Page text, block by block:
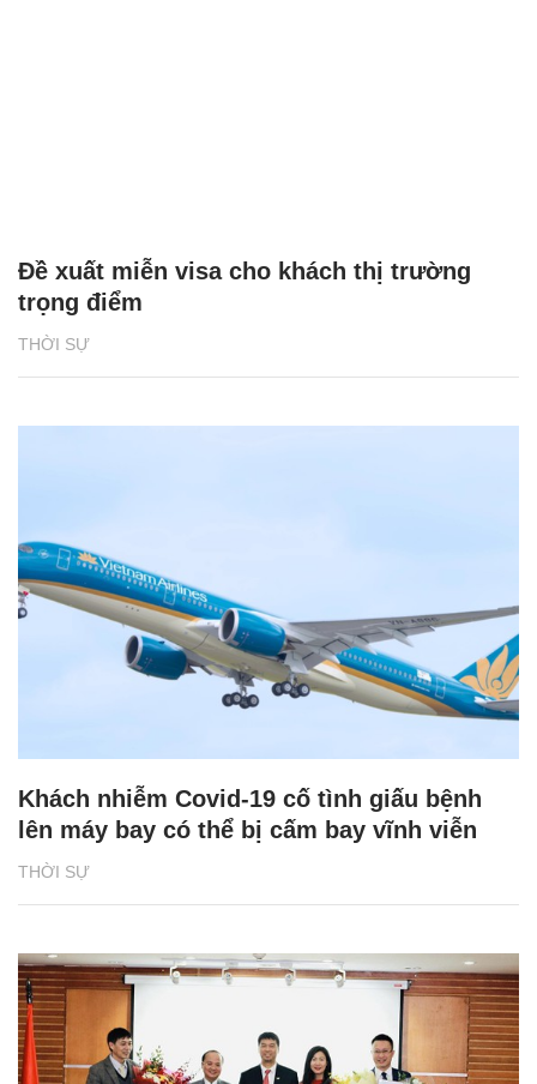
THỜI SỰ
Đề xuất miễn visa cho khách thị trường
trọng điểm
THỜI SỰ
Khách nhiễm Covid-19 cố tình giấu bệnh
lên máy bay có thể bị cấm bay vĩnh viễn